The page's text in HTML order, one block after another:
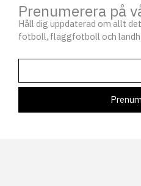
Prenumerera på
Håll dig uppdaterad om allt
fotboll, flaggfotboll och